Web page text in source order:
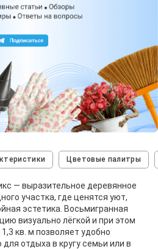
Цветовые палитры
— выразительное деревянное
участка, где ценятся уют,
эстетика. Восьмигранная
визуально лёгкой и при этом
кв. м позволяет удобно
отдыха в кругу семьи или в